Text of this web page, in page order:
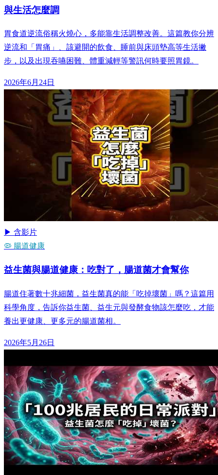
與生活怎麼調
胃食道逆流俗稱火燒心，多能靠生活調整改善。這篇教你分辨
逆流和「胃痛」、該避開的飲食、睡前與床頭墊高等生活撇
步，以及出現吞嚥困難、體重減輕等警訊何時要照胃鏡。
2026年6月24日
▶ 含影片
🦠 腸道健康
益生菌與腸道健康：吃對了，腸道菌才會幫你
腸道住著數十兆細菌，益生菌真的能「吃掉壞菌」嗎？這篇用
科學角度，告訴你益生菌、益生元與發酵食物該怎麼吃，才能
養出更健康、更多元的腸道菌相。
2026年5月26日